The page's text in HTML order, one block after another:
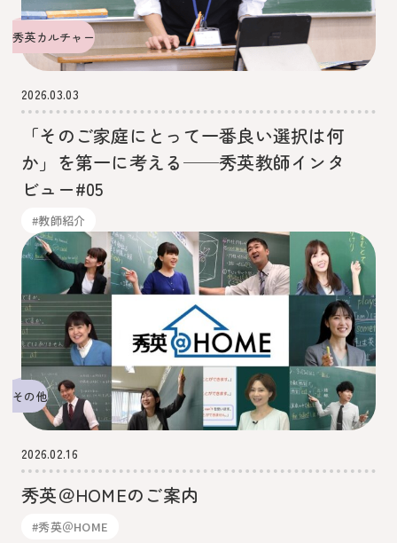
秀英カルチャー
2026.03.03
「そのご家庭にとって一番良い選択は何
か」を第一に考える──秀英教師インタ
ビュー#05
#教師紹介
その他
2026.02.16
秀英＠HOMEのご案内
#秀英＠HOME